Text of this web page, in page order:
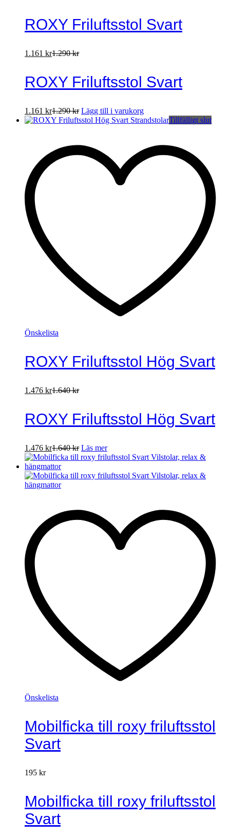
ROXY Friluftsstol Svart
1.161 kr1.290kr
ROXY Friluftsstol Svart
1.161 kr1.290kr Lägg till i varukorg
Tillfälligt slut
Önskelista
ROXY Friluftsstol Hög Svart
1.476 kr1.640kr
ROXY Friluftsstol Hög Svart
1.476 kr1.640kr Läs mer
Önskelista
Mobilficka till roxy friluftsstol
Svart
195 kr
Mobilficka till roxy friluftsstol
Svart